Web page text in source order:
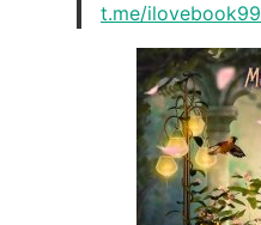
t.me/ilovebook99